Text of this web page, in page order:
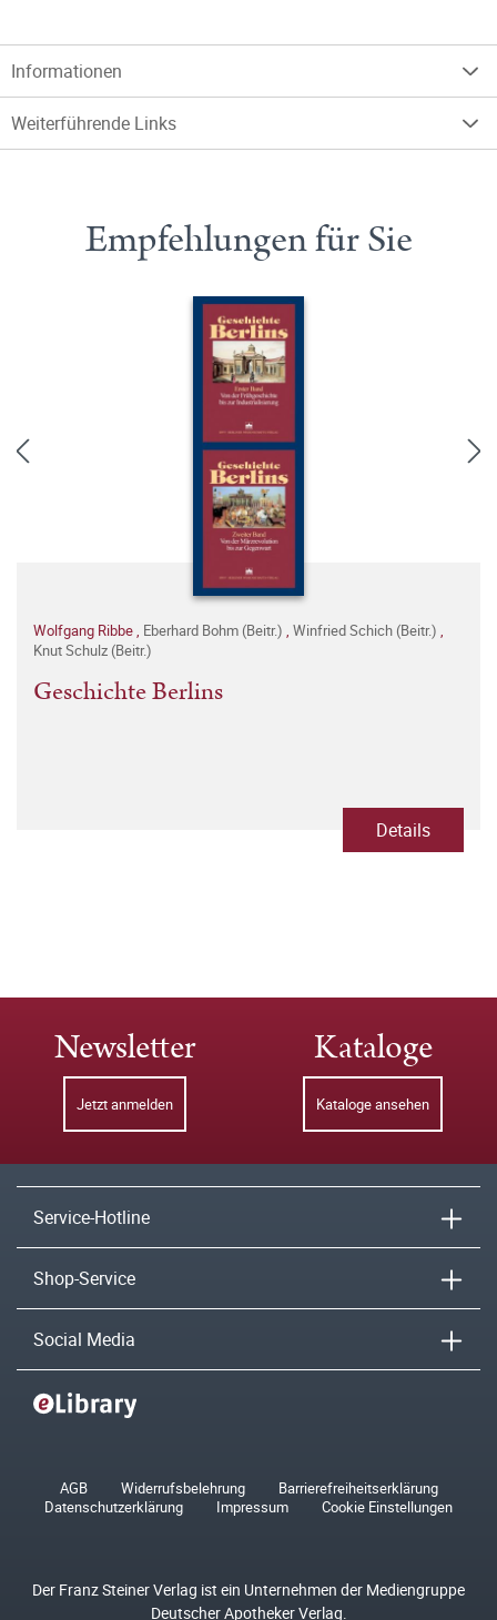
Informationen
Weiterführende Links
Empfehlungen für Sie
Wolfgang Ribbe, Eberhard Bohm (Beitr.) , Winfried Schich (Beitr.) ,
Knut Schulz (Beitr.)
Geschichte Berlins
Details
Newsletter
Jetzt anmelden
Kataloge
Kataloge ansehen
Service-Hotline
Shop-Service
Social Media
AGB Widerrufsbelehrung
Barrierefreiheitserklärung
Datenschutzerklärung
Impressum Cookie Einstellungen
Der Franz Steiner Verlag ist ein Unternehmen der Mediengruppe
Deutscher Apotheker Verlag.